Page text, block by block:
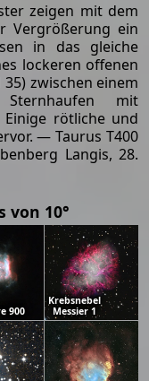
zeigen mit dem
Vergrößerung ein
in das gleiche
lockeren offenen
zwischen einem
mit
Einige rötliche und
— Taurus T400
Langis, 28.
von 10°
900
Krebsnebel
Messier 1